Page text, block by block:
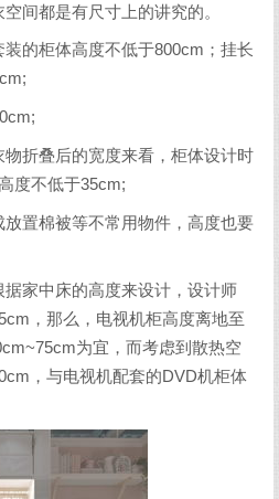
间都是有尺寸上的讲究的。
的柜体高度不低于800cm；挂长
折叠后的宽度来看，柜体设计时
度不低于35cm;
置棉被等不常用物件，高度也要
家中床的高度来设计，设计师
，那么，电视机柜高度离地至
为宜，而考虑到散热空
，与电视机配套的DVD机柜体